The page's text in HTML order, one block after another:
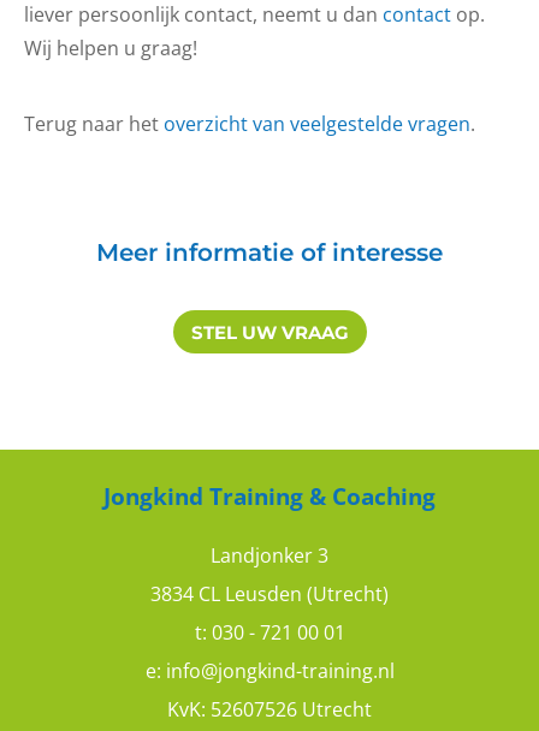
liever persoonlijk contact, neemt u dan contact op.
Wij helpen u graag!
Terug naar het overzicht van veelgestelde vragen.
Meer informatie of interesse
STEL UW VRAAG
Jongkind Training & Coaching
Landjonker 3
3834 CL Leusden (Utrecht)
t: 030 - 721 00 01
e: info@jongkind-training.nl
KvK: 52607526 Utrecht